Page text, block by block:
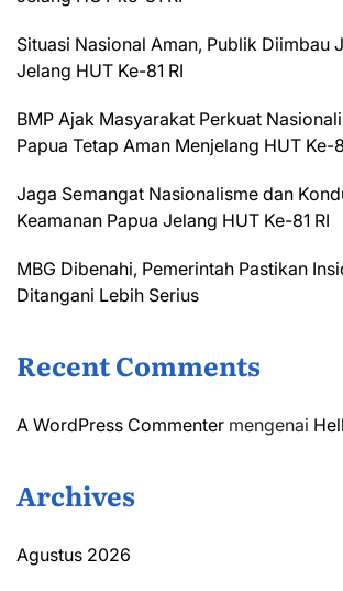
Situasi Nasional Aman, Publik Diimbau
Jelang HUT Ke-81 RI
BMP Ajak Masyarakat Perkuat
Papua Tetap Aman Menjelang HUT Ke-
Jaga Semangat Nasionalisme dan
Keamanan Papua Jelang HUT Ke-81 RI
MBG Dibenahi, Pemerintah Pastikan
Ditangani Lebih Serius
Recent Comments
A WordPress Commenter mengenai
Archives
Agustus 2026